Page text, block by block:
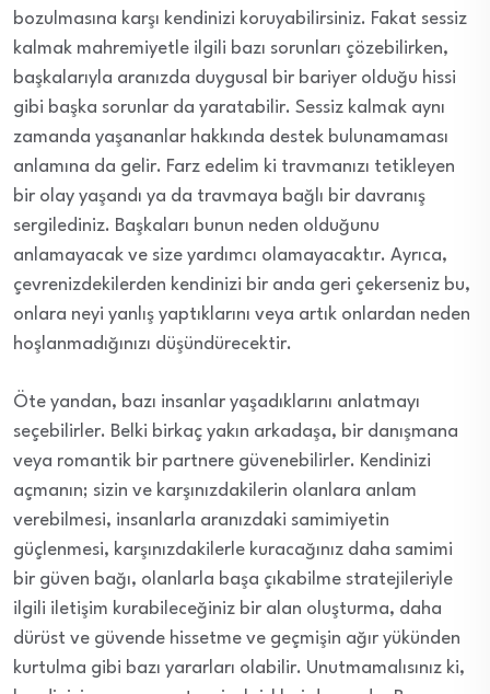
bozulmasına karşı kendinizi koruyabilirsiniz. Fakat sessiz
kalmak mahremiyetle ilgili bazı sorunları çözebilirken,
başkalarıyla aranızda duygusal bir bariyer olduğu hissi
gibi başka sorunlar da yaratabilir. Sessiz kalmak aynı
zamanda yaşananlar hakkında destek bulunamaması
anlamına da gelir. Farz edelim ki travmanızı tetikleyen
bir olay yaşandı ya da travmaya bağlı bir davranış
sergilediniz. Başkaları bunun neden olduğunu
anlamayacak ve size yardımcı olamayacaktır. Ayrıca,
çevrenizdekilerden kendinizi bir anda geri çekerseniz bu,
onlara neyi yanlış yaptıklarını veya artık onlardan neden
hoşlanmadığınızı düşündürecektir.
Öte yandan, bazı insanlar yaşadıklarını anlatmayı
seçebilirler. Belki birkaç yakın arkadaşa, bir danışmana
veya romantik bir partnere güvenebilirler. Kendinizi
açmanın; sizin ve karşınızdakilerin olanlara anlam
verebilmesi, insanlarla aranızdaki samimiyetin
güçlenmesi, karşınızdakilerle kuracağınız daha samimi
bir güven bağı, olanlarla başa çıkabilme stratejileriyle
ilgili iletişim kurabileceğiniz bir alan oluşturma, daha
dürüst ve güvende hissetme ve geçmişin ağır yükünden
kurtulma gibi bazı yararları olabilir. Unutmamalısınız ki,